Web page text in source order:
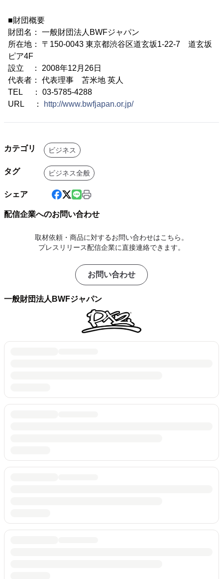
■財団概要
財団名： 一般財団法人BWFジャパン
所在地： 〒150-0043 東京都渋谷区道玄坂1-22-7 道玄坂
ピア4F
設立 ： 2008年12月26日
代表者： 代表理事 苫米地 英人
TEL ： 03-5785-4288
URL ：
http://www.bwfjapan.or.jp/
カテゴリ ビジネス
タグ ビジネス全般
シェア
配信企業へのお問い合わせ
取材依頼・商品に対するお問い合わせはこちら。
プレスリリース配信企業に直接連絡できます。
お問い合わせ
一般財団法人BWFジャパン